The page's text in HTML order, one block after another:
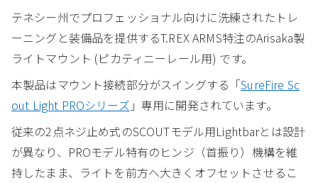
テネシー州でプロフェッショナル向けに洗練されたトレ
ーニングと装備品を提供するT.REX ARMS特注のArisaka製
ライトマウント (ピカティニーレール用) です。
本製品はマウント接続部分がスイングする「SureFire Sc
out Light PROシリーズ 」専用に開発されています。
従来の2点ネジ止め式のSCOUTモデル用Lightbarとは設計
が異なり、PROモデル特有のヒンジ（首振り）機構を維
持したまま、ライトを前方へ大きくオフセットさせるこ